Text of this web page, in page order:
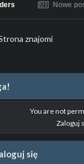
Nowe
znajomi
You are not
Zaloguj
się